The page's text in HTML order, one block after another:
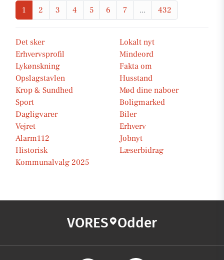
1 2 3 4 5 6 7 ... 432
Det sker
Lokalt nyt
Erhvervsprofil
Mindeord
Lykønskning
Fakta om
Opslagstavlen
Husstand
Krop & Sundhed
Mød dine naboer
Sport
Boligmarked
Dagligvarer
Biler
Vejret
Erhverv
Alarm112
Jobnyt
Historisk
Læserbidrag
Kommunalvalg 2025
VORES Odder